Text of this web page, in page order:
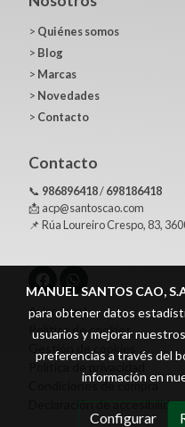
> Quiénes somos
> Blog
> Marcas
> Novedades
> Contacto
Contacto
📞 986896418/698186418
📩 acp@santoscao.com
📌 Rúa Loureiro Crespo, 83,
Aviso legal
Política de cookies
Gestión de cookies
Política de privacidad
Condiciones de compra
Declaración de accesibilidad
MANUEL SANTOS CAO,
para obtener datos
usuarios y mejorar
preferencias a través del
información en
Configurar